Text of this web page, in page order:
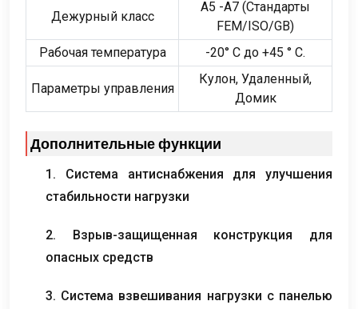
Дежурный класс
A5 -A7 (Стандарты
FEM/ISO/GB)
Рабочая температура
-20° C до +45 ° C.
Параметры управления
Кулон, Удаленный,
Домик
Дополнительные функции
1. Система антиснабжения для улучшения
стабильности нагрузки
2. Взрыв-защищенная конструкция для
опасных средств
3. Система взвешивания нагрузки с панелью